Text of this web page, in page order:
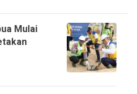
Mulai